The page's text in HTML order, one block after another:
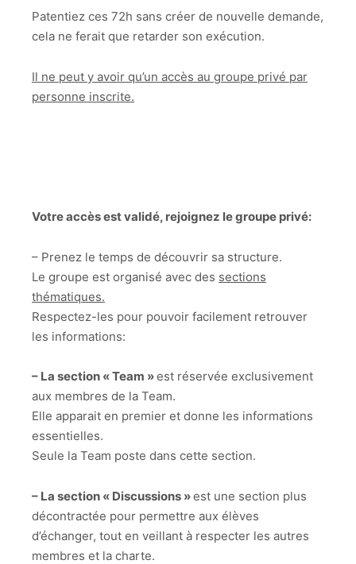
Patentiez ces 72h sans créer de nouvelle demande,
cela ne ferait que retarder son exécution.
Il ne peut y avoir qu’un accès au groupe privé par
personne inscrite.
Votre accès est validé, rejoignez le groupe privé:
– Prenez le temps de découvrir sa structure.
Le groupe est organisé avec des sections
thématiques.
Respectez-les pour pouvoir facilement retrouver
les informations:
– La section « Team »est réservée exclusivement
aux membres de la Team.
Elle apparait en premier et donne les informations
essentielles.
Seule la Team poste dans cette section.
– La section « Discussions »est une section plus
décontractée pour permettre aux élèves
d’échanger, tout en veillant à respecter les autres
membres et la charte.